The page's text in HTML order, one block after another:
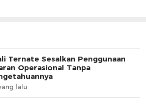
Ternate Sesalkan Penggunaan
Operasional Tanpa
lalu